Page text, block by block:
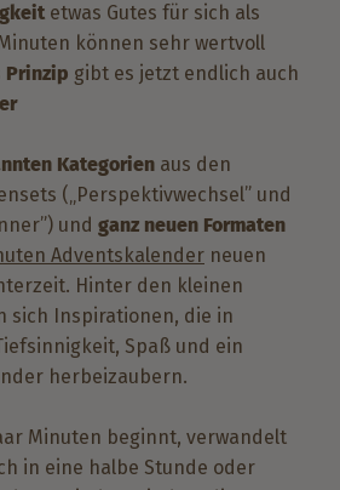
etwas Gutes für sich als
können sehr wertvoll
Prinzip gibt es jetzt endlich auch
Kategorien aus den
(„Perspektivwechsel” und
und ganz neuen Formaten
Adventskalender neuen
Hinter den kleinen
sich Inspirationen, die in
Spaß und ein
herbeizaubern.
Minuten beginnt, verwandelt
in eine halbe Stunde oder